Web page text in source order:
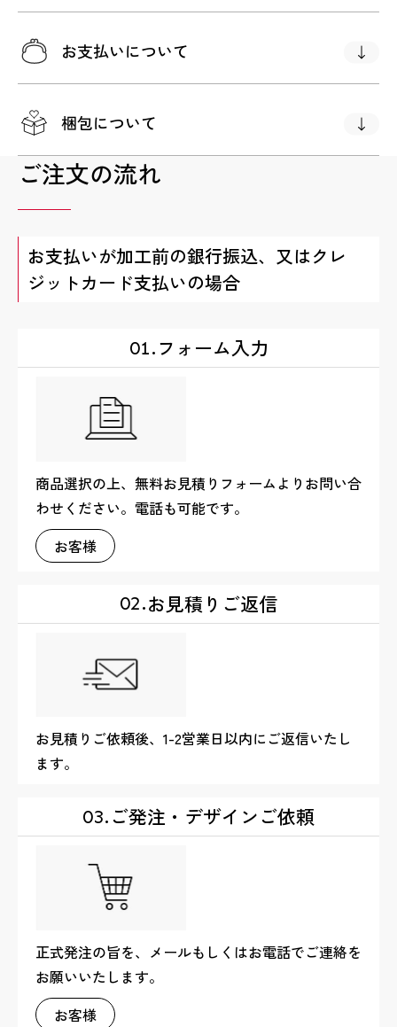
お支払いについて
梱包について
ご注文の流れ
お支払いが加工前の銀行振込、又はクレ
ジットカード支払いの場合
01.フォーム入力
商品選択の上、無料お見積りフォームよりお問い合
わせください。電話も可能です。
お客様
02.お見積りご返信
お見積りご依頼後、1-2営業日以内にご返信いたし
ます。
03.ご発注・デザインご依頼
正式発注の旨を、メールもしくはお電話でご連絡を
お願いいたします。
お客様